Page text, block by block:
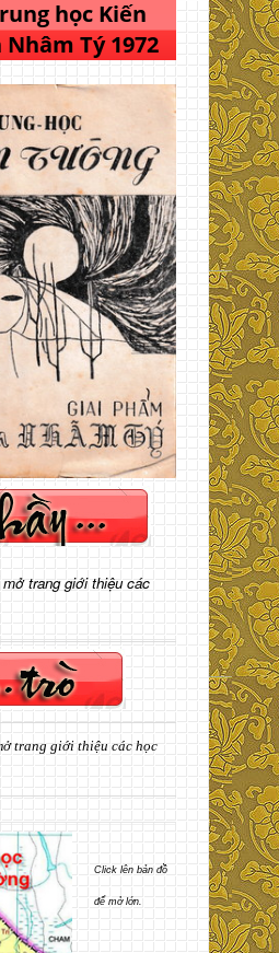
học Kiến
Tý 1972
trang giới thiệu các
trang giới thiệu các học
Click lên bản đồ
để mở lớn.